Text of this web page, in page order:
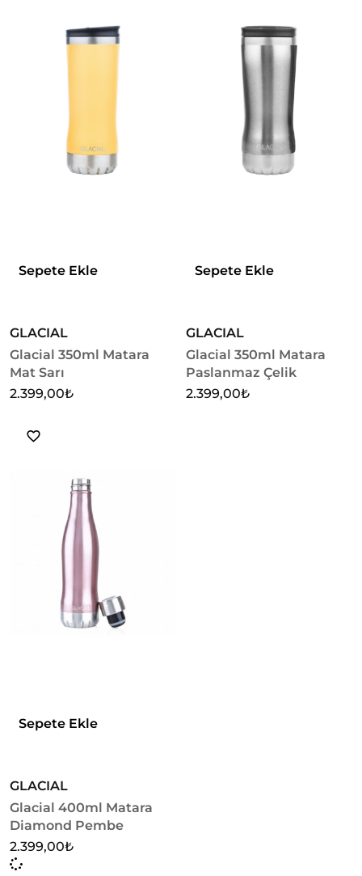
Sepete Ekle
GLACIAL
Glacial 350ml Matara
Mat Sarı
2.399,00₺
Sepete Ekle
GLACIAL
Glacial 350ml Matara
Paslanmaz Çelik
2.399,00₺
Sepete Ekle
GLACIAL
Glacial 400ml Matara
Diamond Pembe
2.399,00₺